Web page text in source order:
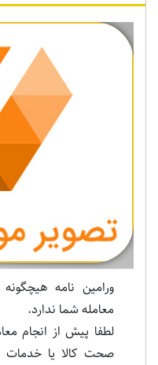
ورامین نامه
معامله شما ندارد.
لطفا پیش از انجام
صحت کالا یا خدمات